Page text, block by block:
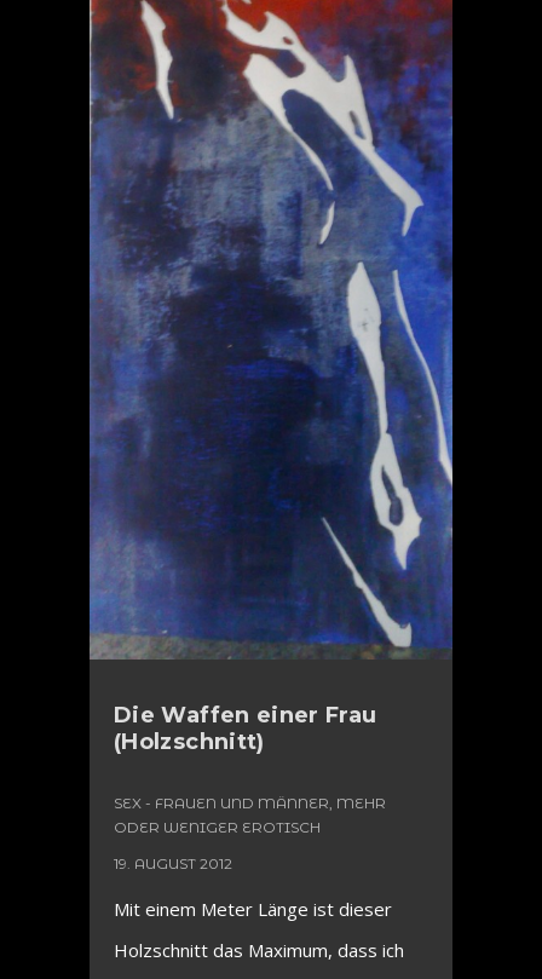
Die Waffen einer Frau
(Holzschnitt)
SEX - FRAUEN UND MÄNNER, MEHR
ODER WENIGER EROTISCH
19. AUGUST 2012
Mit einem Meter Länge ist dieser
Holzschnitt das Maximum, dass ich